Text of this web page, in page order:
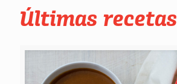
Últimas recetas